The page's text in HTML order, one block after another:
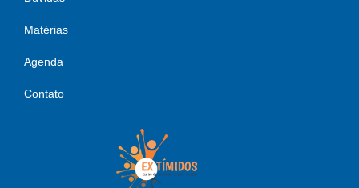
Matérias
Agenda
Contato